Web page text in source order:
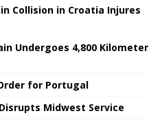
Collision in Croatia Injures
Undergoes 4,800 Kilometer
for Portugal
Midwest Service